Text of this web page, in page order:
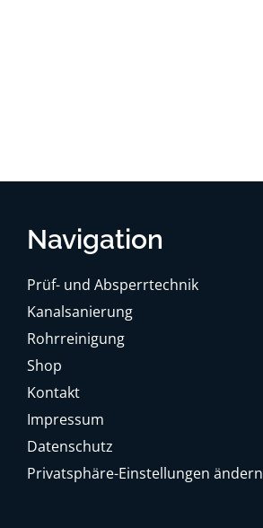
Navigation
Prüf- und Absperrtechnik
Kanalsanierung
Rohrreinigung
Shop
Kontakt
Impressum
Datenschutz
Privatsphäre-Einstellungen ändern